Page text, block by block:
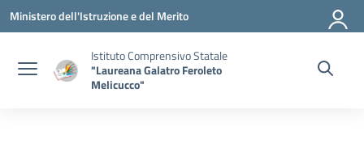
Vai ai contenuti
Vai al menu di navigazione
Vai al footer
Ministero dell'Istruzione e del Merito
Istituto Comprensivo Statale
"Laureana Galatro Feroleto
Melicucco"